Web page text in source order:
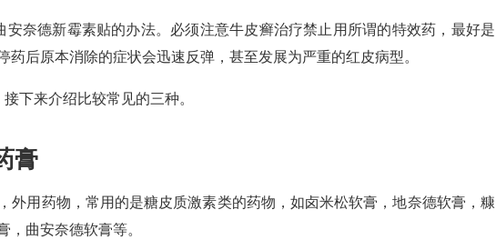
奈德新霉素贴的办法。必须注意牛皮癣治疗禁止用所谓的特效药，最好是
药后原本消除的症状会迅速反弹，甚至发展为严重的红皮病型。
下来介绍比较常见的三种。
膏
外用药物，常用的是糖皮质激素类的药物，如卤米松软膏，地奈德软膏，糠
，曲安奈德软膏等。